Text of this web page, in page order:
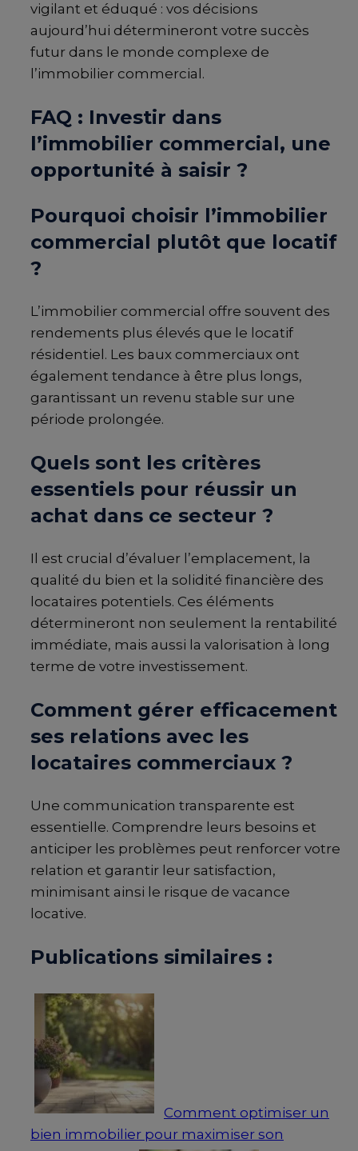
vigilant et éduqué : vos décisions
aujourd’hui détermineront votre succès
futur dans le monde complexe de
l’immobilier commercial.
FAQ : Investir dans
l’immobilier commercial, une
opportunité à saisir ?
Pourquoi choisir l’immobilier
commercial plutôt que locatif
?
L’immobilier commercial offre souvent des
rendements plus élevés que le locatif
résidentiel. Les baux commerciaux ont
également tendance à être plus longs,
garantissant un revenu stable sur une
période prolongée.
Quels sont les critères
essentiels pour réussir un
achat dans ce secteur ?
Il est crucial d’évaluer l’emplacement, la
qualité du bien et la solidité financière des
locataires potentiels. Ces éléments
détermineront non seulement la rentabilité
immédiate, mais aussi la valorisation à long
terme de votre investissement.
Comment gérer efficacement
ses relations avec les
locataires commerciaux ?
Une communication transparente est
essentielle. Comprendre leurs besoins et
anticiper les problèmes peut renforcer votre
relation et garantir leur satisfaction,
minimisant ainsi le risque de vacance
locative.
Publications similaires :
Comment optimiser un
bien immobilier pour maximiser son